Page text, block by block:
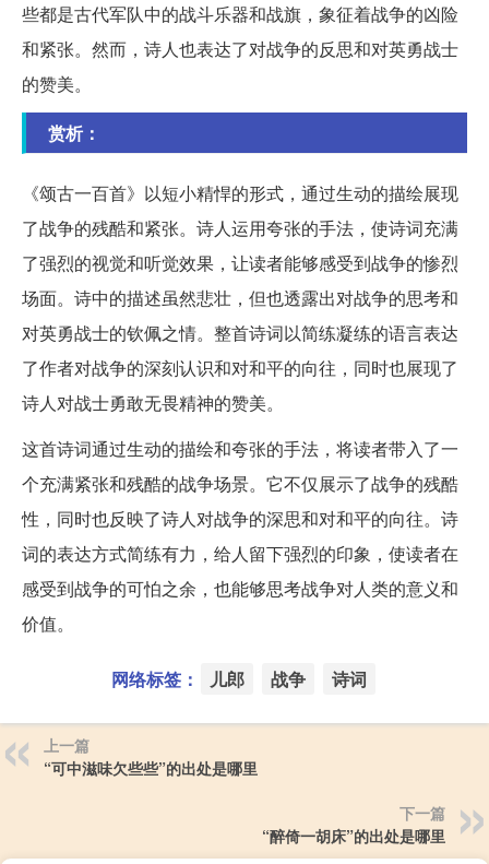
些都是古代军队中的战斗乐器和战旗，象征着战争的凶险
和紧张。然而，诗人也表达了对战争的反思和对英勇战士
的赞美。
赏析：
《颂古一百首》以短小精悍的形式，通过生动的描绘展现
了战争的残酷和紧张。诗人运用夸张的手法，使诗词充满
了强烈的视觉和听觉效果，让读者能够感受到战争的惨烈
场面。诗中的描述虽然悲壮，但也透露出对战争的思考和
对英勇战士的钦佩之情。整首诗词以简练凝练的语言表达
了作者对战争的深刻认识和对和平的向往，同时也展现了
诗人对战士勇敢无畏精神的赞美。
这首诗词通过生动的描绘和夸张的手法，将读者带入了一
个充满紧张和残酷的战争场景。它不仅展示了战争的残酷
性，同时也反映了诗人对战争的深思和对和平的向往。诗
词的表达方式简练有力，给人留下强烈的印象，使读者在
感受到战争的可怕之余，也能够思考战争对人类的意义和
价值。
网络标签： 儿郎 战争 诗词
上一篇
“可中滋味欠些些”的出处是哪里
下一篇
“醉倚一胡床”的出处是哪里